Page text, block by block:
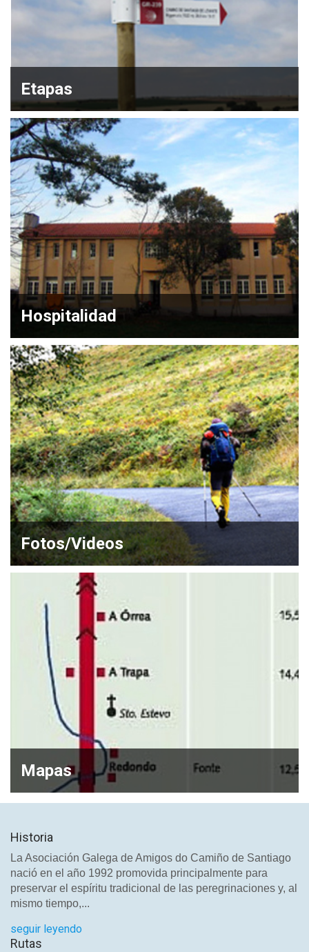
Etapas
Hospitalidad
Fotos/Videos
Mapas
Historia
La Asociación Galega de Amigos do Camiño de Santiago
nació en el año 1992 promovida principalmente para
preservar el espíritu tradicional de las peregrinaciones y, al
mismo tiempo,...
seguir leyendo
Rutas